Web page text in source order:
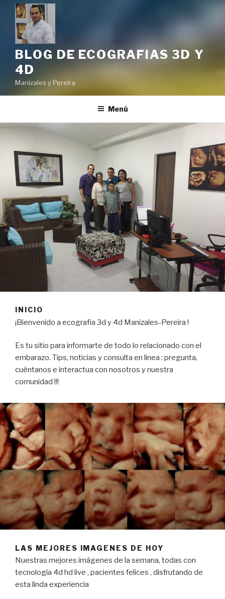
BLOG DE ECOGRAFIAS 3D Y
4D
Manizales y Pereira
Menú
INICIO
¡Bienvenido a ecografia 3d y 4d Manizales-Pereira !
Es tu sitio para informarte de todo lo relacionado con el
embarazo. Tips, noticias y consulta en linea : pregunta,
cuéntanos e interactua con nosotros y nuestra
comunidad !!!
LAS MEJORES IMAGENES DE HOY
Nuestras mejores imágenes de la semana, todas con
tecnología 4d hd live , pacientes felices , disfrutando de
esta linda experiencia